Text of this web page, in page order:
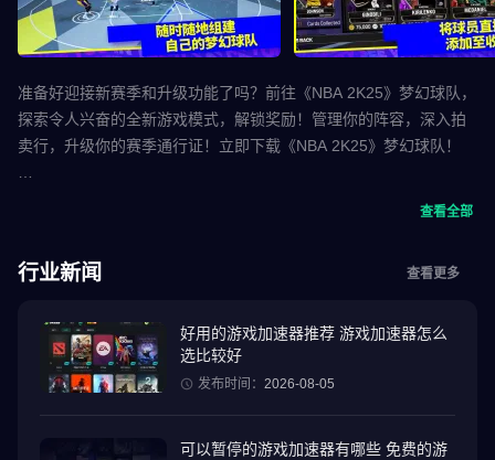
准备好迎接新赛季和升级功能了吗？前往《NBA 2K25》梦幻球队，
探索令人兴奋的全新游戏模式，解锁奖励！管理你的阵容，深入拍
卖行，升级你的赛季通行证！立即下载《NBA 2K25》梦幻球队！
玩玩，还是收藏家，还是竞技玩家，《NBA 2K24》梦幻球队都能带
在在线三威胁：合作、称霸赛、关键时刻等多种模式中挑战你的技
能！赢取奖励，在无限赛中与顶尖玩家一较高下，或者在限时赛和
查看全部
行业新闻 查看更多
好用的游戏加速器推荐 游戏加速器怎么
选比较好
发布时间： 2026-08-05
可以暂停的游戏加速器有哪些 免费的游